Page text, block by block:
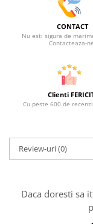
CONTACT
Nu esti sigura de
Contacteaza-
Clienti
Cu peste 600 de
Review-uri(0)
Daca doresti sa